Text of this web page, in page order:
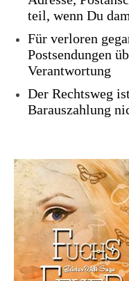
teil, wenn Du
Für verloren
Postsendungen
Verantwortung
Der Rechtsweg
Barauszahlung